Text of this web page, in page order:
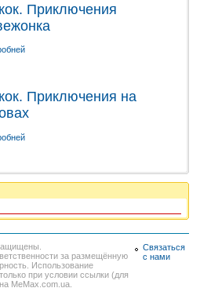
Приключения
Приключения на
за размещённую
Использование
при условии ссылки (для
MeMax.com.ua.
Связаться
с нами